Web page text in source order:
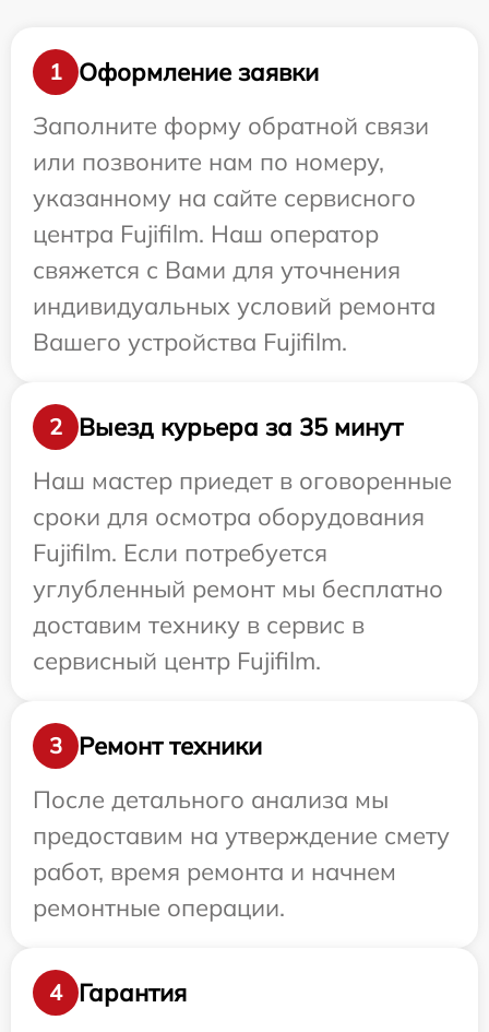
1
Оформление заявки
Заполните форму обратной связи
или позвоните нам по номеру,
указанному на сайте сервисного
центра Fujifilm. Наш оператор
свяжется с Вами для уточнения
индивидуальных условий ремонта
Вашего устройства Fujifilm.
2
Выезд курьера за 35 минут
Наш мастер приедет в оговоренные
сроки для осмотра оборудования
Fujifilm. Если потребуется
углубленный ремонт мы бесплатно
доставим технику в сервис в
сервисный центр Fujifilm.
3
Ремонт техники
После детального анализа мы
предоставим на утверждение смету
работ, время ремонта и начнем
ремонтные операции.
4
Гарантия